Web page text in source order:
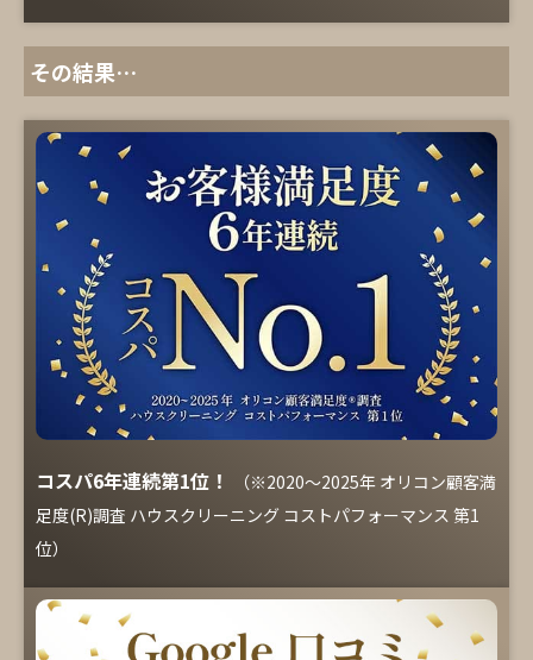
その結果…
コスパ6年連続第1位！
（※2020～2025年 オリコン顧客満
足度(R)調査 ハウスクリーニング コストパフォーマンス 第1
位）